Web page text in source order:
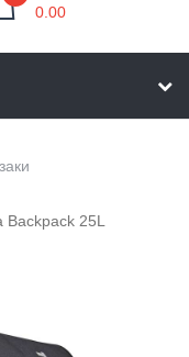
0.00
Backpack 25L